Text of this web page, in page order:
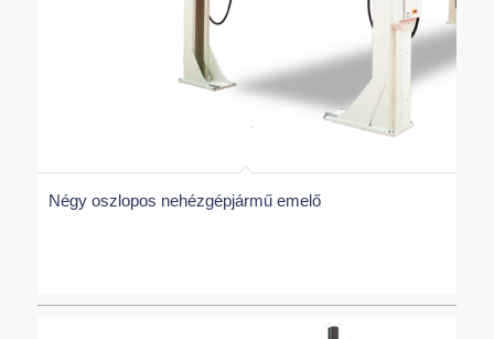
Négy oszlopos nehézgépjármű emelő